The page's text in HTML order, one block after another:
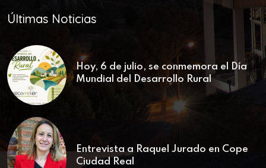
Últimas Noticias
Hoy, 6 de julio, se conmemora el Día
Mundial del Desarrollo Rural
Entrevista a Raquel Jurado en Cope
Ciudad Real